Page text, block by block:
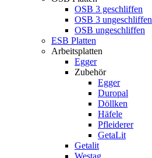
OSB 3 geschliffen
OSB 3 ungeschliffen
OSB ungeschliffen
ESB Platten
Arbeitsplatten
Egger
Zubehör
Egger
Duropal
Döllken
Häfele
Pfleiderer
GetaLit
Getalit
Westag